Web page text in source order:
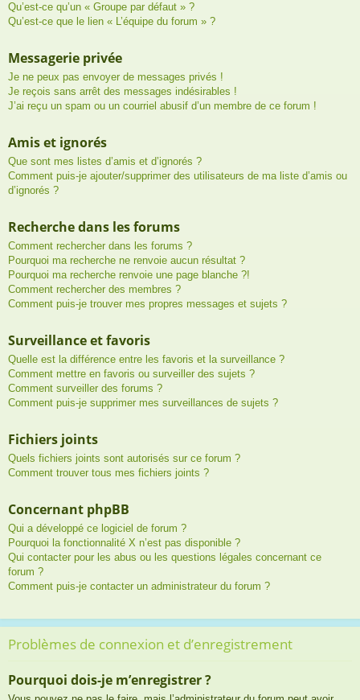
Qu’est-ce qu’un « Groupe par défaut » ?
Qu’est-ce que le lien « L’équipe du forum » ?
Messagerie privée
Je ne peux pas envoyer de messages privés !
Je reçois sans arrêt des messages indésirables !
J’ai reçu un spam ou un courriel abusif d’un membre de ce forum !
Amis et ignorés
Que sont mes listes d’amis et d’ignorés ?
Comment puis-je ajouter/supprimer des utilisateurs de ma liste d’amis ou
d’ignorés ?
Recherche dans les forums
Comment rechercher dans les forums ?
Pourquoi ma recherche ne renvoie aucun résultat ?
Pourquoi ma recherche renvoie une page blanche ?!
Comment rechercher des membres ?
Comment puis-je trouver mes propres messages et sujets ?
Surveillance et favoris
Quelle est la différence entre les favoris et la surveillance ?
Comment mettre en favoris ou surveiller des sujets ?
Comment surveiller des forums ?
Comment puis-je supprimer mes surveillances de sujets ?
Fichiers joints
Quels fichiers joints sont autorisés sur ce forum ?
Comment trouver tous mes fichiers joints ?
Concernant phpBB
Qui a développé ce logiciel de forum ?
Pourquoi la fonctionnalité X n’est pas disponible ?
Qui contacter pour les abus ou les questions légales concernant ce
forum ?
Comment puis-je contacter un administrateur du forum ?
Problèmes de connexion et d’enregistrement
Pourquoi dois-je m’enregistrer ?